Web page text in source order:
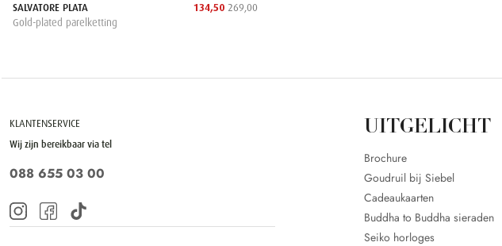
SALVATORE PLATA
Gold-plated parelketting
134,50 269,00
KLANTENSERVICE
Wij zijn bereikbaar via tel
088 655 03 00
UITGELICHT
Brochure
Goudruil bij Siebel
Cadeaukaarten
Buddha to Buddha sieraden
Seiko horloges